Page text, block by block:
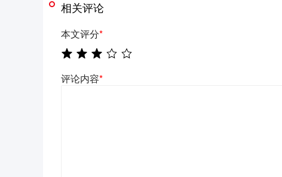
相关评论
本文评分*
评论内容*